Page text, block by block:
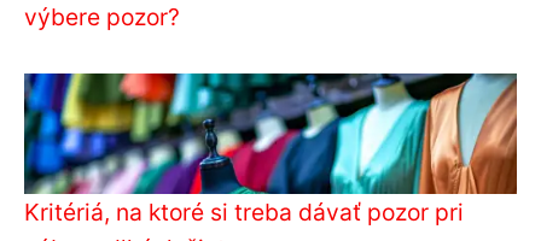
výbere pozor?
Kritériá, na ktoré si treba dávať pozor pri